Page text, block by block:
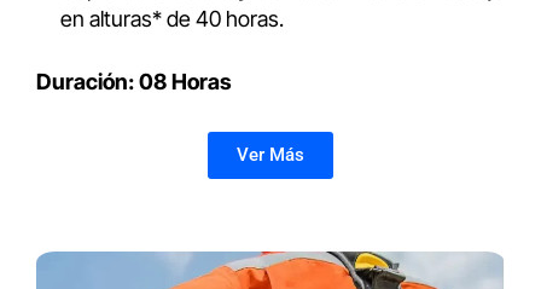
en alturas* de 40 horas.
Duración: 08 Horas
Ver Más